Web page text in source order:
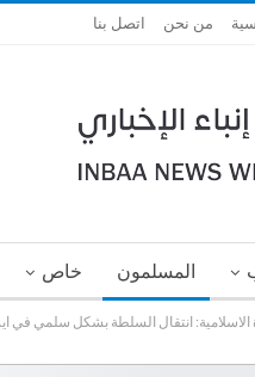
من نحن اتصل بنا
المسلمون خاص
الاسلامية: انتقال السلطة بشكل سلمي في